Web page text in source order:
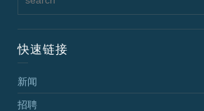
快速链接
新闻
招聘